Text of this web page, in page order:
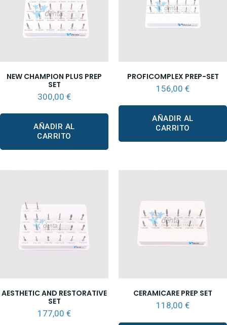
NEW CHAMPION PLUS PREP
SET
300,00 €
AÑADIR AL
CARRITO
PROFICOMPLEX PREP-SET
156,00 €
AÑADIR AL
CARRITO
AESTHETIC AND RESTORATIVE
SET
177,00 €
CERAMICARE PREP SET
118,00 €